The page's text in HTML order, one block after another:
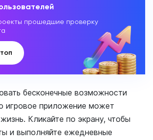
прошедшие проверку
бесконечные возможности
игровое приложение может
Кликайте по экрану, чтобы
и выполняйте ежедневные